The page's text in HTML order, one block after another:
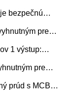
solárneho
bezpečnú
pre
1 výstup:
pre
prúd s MCB